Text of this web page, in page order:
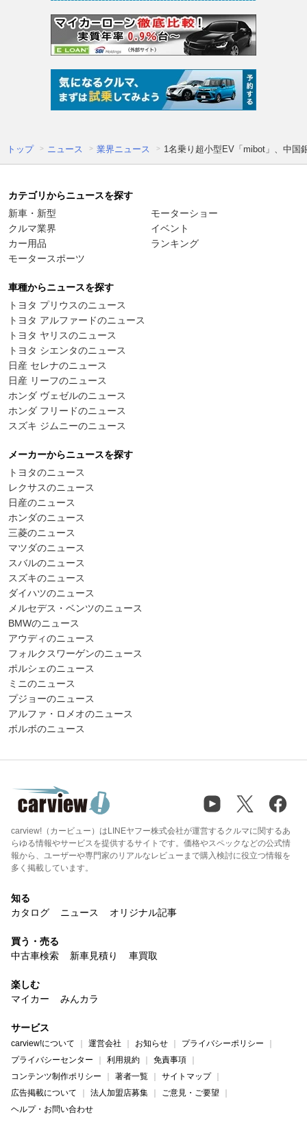
トップ ニュース 業界ニュース 1名乗り超小型EV「mibot」、中
カテゴリからニュースを探す
新車・新型
クルマ業界
カー用品
モータースポーツ
モーターショー
イベント
ランキング
車種からニュースを探す
トヨタ プリウスのニュース
トヨタ アルファードのニュース
トヨタ ヤリスのニュース
トヨタ シエンタのニュース
日産 セレナのニュース
日産 リーフのニュース
ホンダ ヴェゼルのニュース
ホンダ フリードのニュース
スズキ ジムニーのニュース
メーカーからニュースを探す
トヨタのニュース
レクサスのニュース
日産のニュース
ホンダのニュース
三菱のニュース
マツダのニュース
スバルのニュース
スズキのニュース
ダイハツのニュース
メルセデス・ベンツのニュース
BMWのニュース
アウディのニュース
フォルクスワーゲンのニュース
ポルシェのニュース
ミニのニュース
プジョーのニュース
アルファ・ロメオのニュース
ボルボのニュース
carview!（カービュー）はLINEヤフー株式会社が運営するクルマに関するあ
らゆる情報やサービスを提供するサイトです。価格やスペックなどの公式情
報から、ユーザーや専門家のリアルなレビューまで購入検討に役立つ情報を
多く掲載しています。
知る
カタログ
ニュース オリジナル記事
買う・売る
中古車検索
新車見積り 車買取
楽しむ
マイカー
みんカラ
サービス
carview!について 運営会社 お知らせ
プライバシーポリシー
プライバシーセンター
利用規約
免責事項
コンテンツ制作ポリシー
著者一覧
サイトマップ
広告掲載について
法人加盟店募集
ご意見・ご要望
ヘルプ・お問い合わせ